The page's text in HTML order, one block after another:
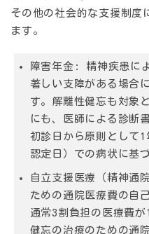
その他の社会的な支援制度
ます。
障害年金:
精神疾患に
著しい支障がある場合
す。解離性健忘も対象
にも、医師による診断
初診日から原則として
認定日）での病状に基
自立支援医療（精神通
ための通院医療費の自
通常3割負担の医療費
健忘の治療のための通